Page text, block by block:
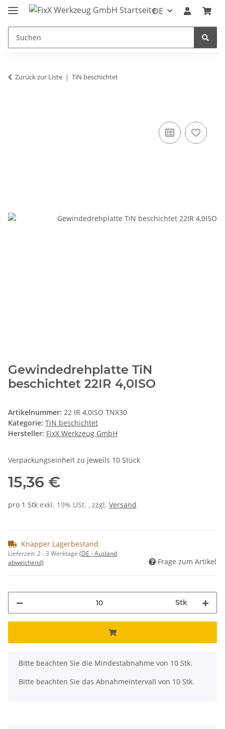
DE
Zurück zur Liste TiN beschichtet
Gewindedrehplatte TiN
beschichtet 22IR 4,0ISO
Artikelnummer: 22 IR 4,0ISO TNX30
Kategorie: TiN beschichtet
Hersteller: FixX Werkzeug GmbH
Verpackungseinheit zu jeweils 10 Stück
15,36 €
pro 1 Stk exkl. 19% USt. , zzgl. Versand
Knapper Lagerbestand
Lieferzeit:2 - 3 Werktage (DE - Ausland
abweichend)
Frage zum Artikel
Stk
x
Bitte beachten Sie die Mindestabnahme von 10 Stk.
Bitte beachten Sie das Abnahmeintervall von 10 Stk.